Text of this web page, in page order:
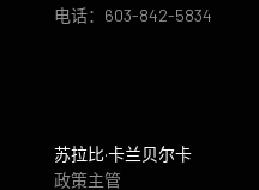
电话：603-842-5834
苏拉比·卡兰贝尔卡
政策主管